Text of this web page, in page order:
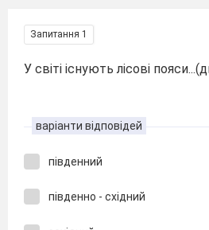
Запитання 1
У світі існують лісові
варіанти відповідей
південний
південно - східний